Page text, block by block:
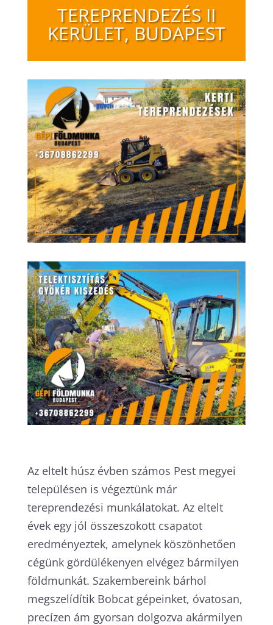
TEREPRENDEZÉS II
KERÜLET, BUDAPEST
Az eltelt húsz évben számos Pest megyei
településen is végeztünk már
tereprendezési munkálatokat. Az eltelt
évek egy jól összeszokott csapatot
eredményeztek, amelynek köszönhetően
cégünk gördülékenyen elvégez bármilyen
földmunkát. Szakembereink bárhol
megszelídítik Bobcat gépeinket, óvatosan,
precízen ám gyorsan dolgozva akármilyen